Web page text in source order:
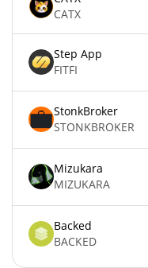
CATX
Step App
FITFI
StonkBroker
STONKBROKER
Mizukara
MIZUKARA
Backed
BACKED